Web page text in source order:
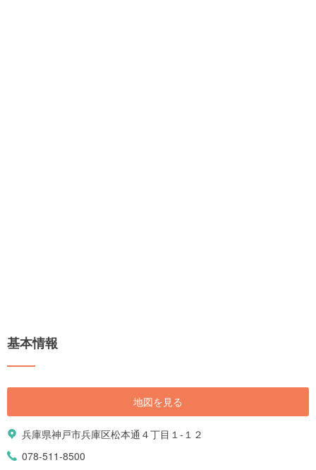
基本情報
地図を見る
兵庫県神戸市兵庫区松本通４丁目１-１２
078-511-8500